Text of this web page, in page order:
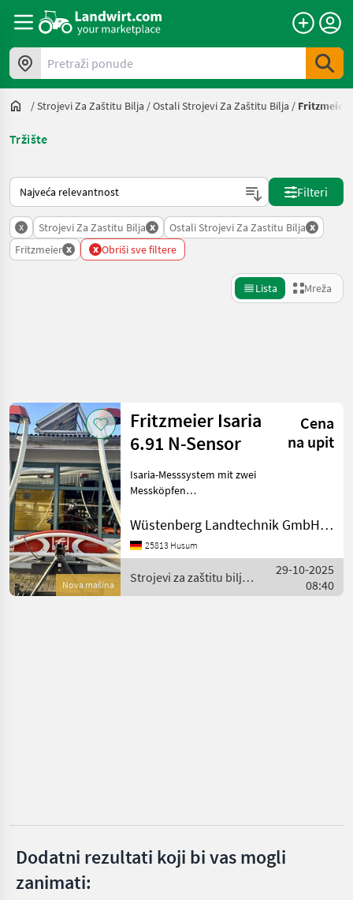
Pretraži ponude
/Strojevi Za Zaštitu Bilja /Ostali Strojevi Za Zaštitu Bilja / Fritzmeier
Tržište
Način na koji sortira Landwirt.com
Filteri
x Strojevi Za Zastitu Bilja x Ostali Strojevi Za Zastitu Bilja x
Fritzmeier x x Obriši sve filtere
Lista Mreža
Kategorija 4 Država Filteri
TRENUTNA
PUTANJA
Poljoprivredna
tehnika
Strojevi
Za
Zastitu
Bilja
Hardi
Horsch
Resetuj
Prikaži 1
rezultata
Nova mašina
Fritzmeier Isaria
6.91 N-Sensor
Cena
na upit
Isaria-Messsystem mit zwei
Messköpfen
mit zwei elektr. Antrieben
Arbeitsspannweite
Funkdatenübertragu
Wüstenberg Landtechnik GmbH & Co. KG
25813 Husum
Strojevi za zaštitu bilja /
Fritzmeier
29-10-2025
08:40
Dodatni rezultati koji bi vas mogli
zanimati: